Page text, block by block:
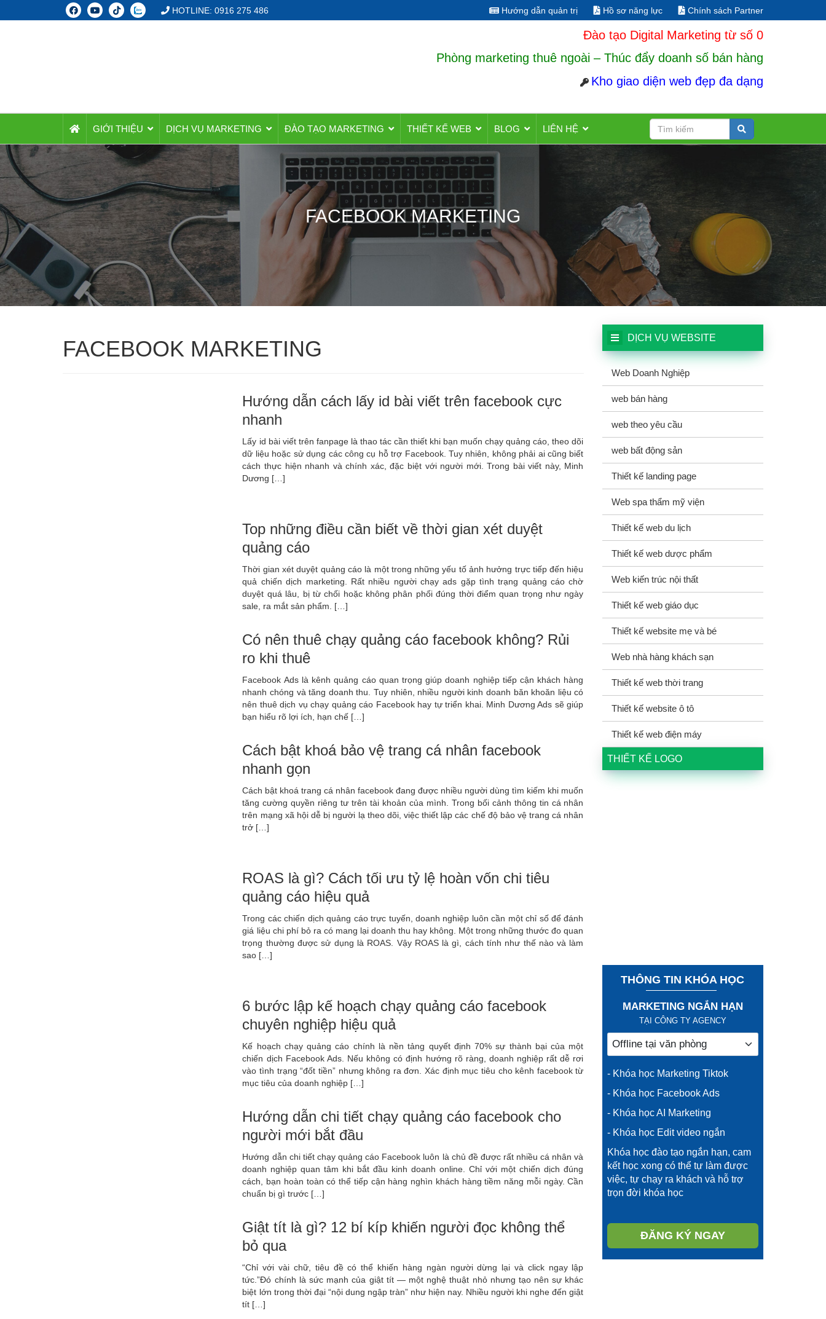
HOTLINE: 0916 275 486 Hướng dẫn quản trị Hồ sơ năng lực Chính sách Partner
Đào tạo Digital Marketing từ số 0
Phòng marketing thuê ngoài – Thúc đẩy doanh số bán hàng
Kho giao diện web đẹp đa dạng
GIỚI THIỆU DỊCH VỤ MARKETING ĐÀO TẠO MARKETING THIẾT KẾ WEB BLOG LIÊN HỆ
FACEBOOK MARKETING
FACEBOOK MARKETING
Hướng dẫn cách lấy id bài viết trên facebook cực
nhanh
Lấy id bài viết trên fanpage là thao tác cần thiết khi bạn muốn chạy quảng cáo, theo dõi
dữ liệu hoặc sử dụng các công cụ hỗ trợ Facebook. Tuy nhiên, không phải ai cũng biết
cách thực hiện nhanh và chính xác, đặc biệt với người mới. Trong bài viết này, Minh
Dương […]
Top những điều cần biết về thời gian xét duyệt
quảng cáo
Thời gian xét duyệt quảng cáo là một trong những yếu tố ảnh hưởng trực tiếp đến hiệu
quả chiến dịch marketing. Rất nhiều người chạy ads gặp tình trạng quảng cáo chờ
duyệt quá lâu, bị từ chối hoặc không phân phối đúng thời điểm quan trọng như ngày
sale, ra mắt sản phẩm. […]
Có nên thuê chạy quảng cáo facebook không? Rủi
ro khi thuê
Facebook Ads là kênh quảng cáo quan trọng giúp doanh nghiệp tiếp cận khách hàng
nhanh chóng và tăng doanh thu. Tuy nhiên, nhiều người kinh doanh băn khoăn liệu có
nên thuê dịch vụ chạy quảng cáo Facebook hay tự triển khai. Minh Dương Ads sẽ giúp
bạn hiểu rõ lợi ích, hạn chế […]
Cách bật khoá bảo vệ trang cá nhân facebook
nhanh gọn
Cách bật khoá trang cá nhân facebook đang được nhiều người dùng tìm kiếm khi muốn
tăng cường quyền riêng tư trên tài khoản của mình. Trong bối cảnh thông tin cá nhân
trên mạng xã hội dễ bị người lạ theo dõi, việc thiết lập các chế độ bảo vệ trang cá nhân
trở […]
ROAS là gì? Cách tối ưu tỷ lệ hoàn vốn chi tiêu
quảng cáo hiệu quả
Trong các chiến dịch quảng cáo trực tuyến, doanh nghiệp luôn cần một chỉ số để đánh
giá liệu chi phí bỏ ra có mang lại doanh thu hay không. Một trong những thước đo quan
trọng thường được sử dụng là ROAS. Vậy ROAS là gì, cách tính như thế nào và làm
sao […]
6 bước lập kế hoạch chạy quảng cáo facebook
chuyên nghiệp hiệu quả
Kế hoạch chạy quảng cáo chính là nền tảng quyết định 70% sự thành bại của một
chiến dịch Facebook Ads. Nếu không có định hướng rõ ràng, doanh nghiệp rất dễ rơi
vào tình trạng “đốt tiền” nhưng không ra đơn. Xác định mục tiêu cho kênh facebook từ
mục tiêu của doanh nghiệp […]
Hướng dẫn chi tiết chạy quảng cáo facebook cho
người mới bắt đầu
Hướng dẫn chi tiết chạy quảng cáo Facebook luôn là chủ đề được rất nhiều cá nhân và
doanh nghiệp quan tâm khi bắt đầu kinh doanh online. Chỉ với một chiến dịch đúng
cách, bạn hoàn toàn có thể tiếp cận hàng nghìn khách hàng tiềm năng mỗi ngày. Cần
chuẩn bị gì trước […]
Giật tít là gì? 12 bí kíp khiến người đọc không thể
bỏ qua
“Chỉ với vài chữ, tiêu đề có thể khiến hàng ngàn người dừng lại và click ngay lập
tức.”Đó chính là sức mạnh của giật tít — một nghệ thuật nhỏ nhưng tạo nên sự khác
biệt lớn trong thời đại “nội dung ngập tràn” như hiện nay. Nhiều người khi nghe đến giật
tít […]
DỊCH VỤ WEBSITE
Web Doanh Nghiệp
web bán hàng
web theo yêu cầu
web bất động sản
Thiết kế landing page
Web spa thẩm mỹ viện
Thiết kế web du lịch
Thiết kế web dược phẩm
Web kiến trúc nội thất
Thiết kế web giáo dục
Thiết kế website mẹ và bé
Web nhà hàng khách sạn
Thiết kế web thời trang
Thiết kế website ô tô
Thiết kế web điện máy
THIẾT KẾ LOGO
THÔNG TIN KHÓA HỌC
MARKETING NGẮN HẠN
TẠI CÔNG TY AGENCY
- Khóa học Marketing Tiktok
- Khóa học Facebook Ads
- Khóa học AI Marketing
- Khóa học Edit video ngắn
Khóa học đào tạo ngắn hạn, cam
kết học xong có thể tự làm được
việc, tự chạy ra khách và hỗ trợ
trọn đời khóa học
ĐĂNG KÝ NGAY